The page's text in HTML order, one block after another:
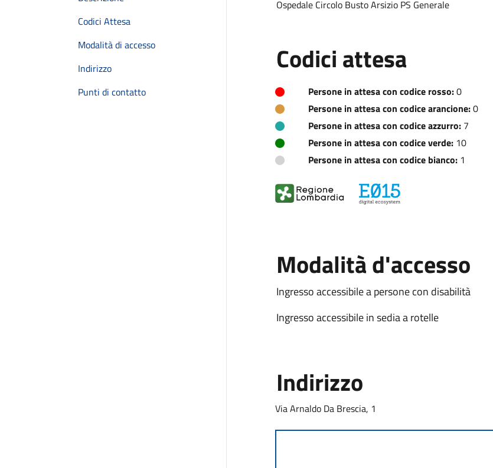
Codici Attesa
Modalità di accesso
Indirizzo
Punti di contatto
Ospedale Circolo Busto Arsizio PS Generale
Codici attesa
Persone in attesa con codice rosso:0
Persone in attesa con codice arancione:0
Persone in attesa con codice azzurro:7
Persone in attesa con codice verde:10
Persone in attesa con codice bianco:1
Modalità d'accesso
Ingresso accessibile a persone con disabilità
Ingresso accessibile in sedia a rotelle
Indirizzo
Via Arnaldo Da Brescia, 1